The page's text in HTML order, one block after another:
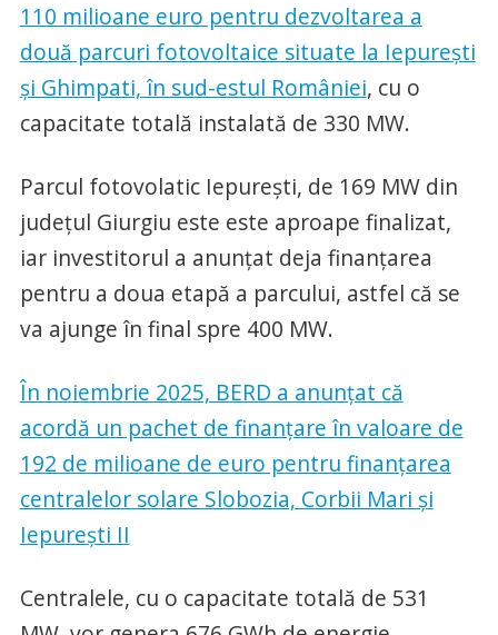
110 milioane euro pentru dezvoltarea a
două parcuri fotovoltaice situate la Iepureşti
şi Ghimpati, în sud-estul României, cu o
capacitate totală instalată de 330 MW.
Parcul fotovolatic Iepurești, de 169 MW din
județul Giurgiu este este aproape finalizat,
iar investitorul a anunțat deja finanțarea
pentru a doua etapă a parcului, astfel că se
va ajunge în final spre 400 MW.
În noiembrie 2025, BERD a anunțat că
acordă un pachet de finanțare în valoare de
192 de milioane de euro pentru finanțarea
centralelor solare Slobozia, Corbii Mari și
Iepurești II
Centralele, cu o capacitate totală de 531